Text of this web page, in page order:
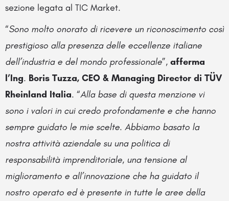
sezione legata al TIC Market.
“Sono molto onorato di ricevere un riconoscimento così
prestigioso alla presenza delle eccellenze italiane
dell’industria e del mondo professionale”, afferma
l’Ing. Boris Tuzza, CEO & Managing Director di TÜV
Rheinland Italia. “Alla base di questa menzione vi
sono i valori in cui credo profondamente e che hanno
sempre guidato le mie scelte. Abbiamo basato la
nostra attività aziendale su una politica di
responsabilità imprenditoriale, una tensione al
miglioramento e all’innovazione che ha guidato il
nostro operato ed è presente in tutte le aree della